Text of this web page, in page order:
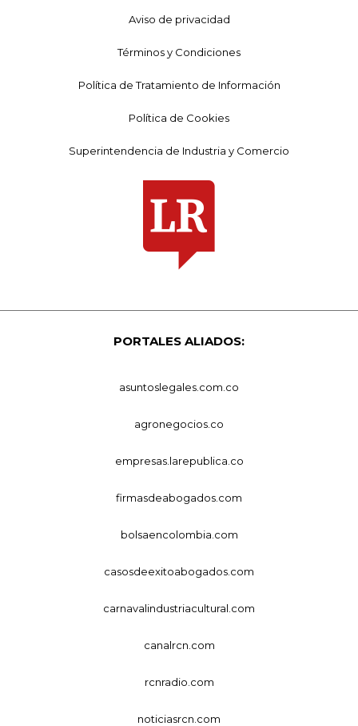
Aviso de privacidad
Términos y Condiciones
Política de Tratamiento de Información
Política de Cookies
Superintendencia de Industria y Comercio
PORTALES ALIADOS:
asuntoslegales.com.co
agronegocios.co
empresas.larepublica.co
firmasdeabogados.com
bolsaencolombia.com
casosdeexitoabogados.com
carnavalindustriacultural.com
canalrcn.com
rcnradio.com
noticiasrcn.com